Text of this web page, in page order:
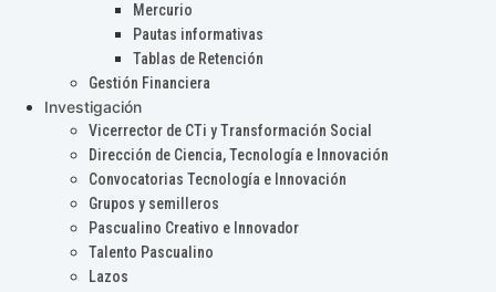
Mercurio
Pautas informativas
Tablas de Retención
Gestión Financiera
Investigación
Vicerrector de CTi y Transformación Social
Dirección de Ciencia, Tecnología e Innovación
Convocatorias Tecnología e Innovación
Grupos y semilleros
Pascualino Creativo e Innovador
Talento Pascualino
Lazos